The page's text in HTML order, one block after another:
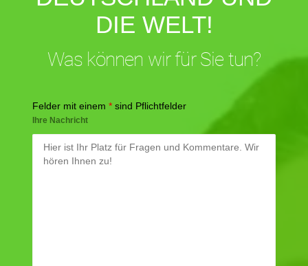
DIE WELT!
Was können wir für Sie tun?
Felder mit einem * sind Pflichtfelder
Ihre Nachricht